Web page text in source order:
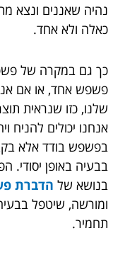
נהיה שאננים ונצא
כאלה ולא אחד.
כך גם במקרה של
פשפש אחד, או אם
שלנו, כזו שנראית
אנחנו יכולים להניח
בפשפש בודד אלא
בבעיה באופן יסודי.
בנושא של הדברת
ומורשה, שיטפל
תחמיר.